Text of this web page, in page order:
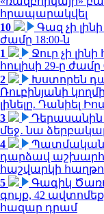
հրապարակվել
10
Գազ չի
ժամը 18:00-ն
1
Ջուր չի
հուլիսի 29-ը ժամը
2
Խստորեն
Ռուբինյանի
լինելը. Դանիել
3
Դերասանին
մեջ․ նա
4
Պատմական
դարձավ
հաշվարկի
5
Գագիկ
գույք, 42
հազար դրամ